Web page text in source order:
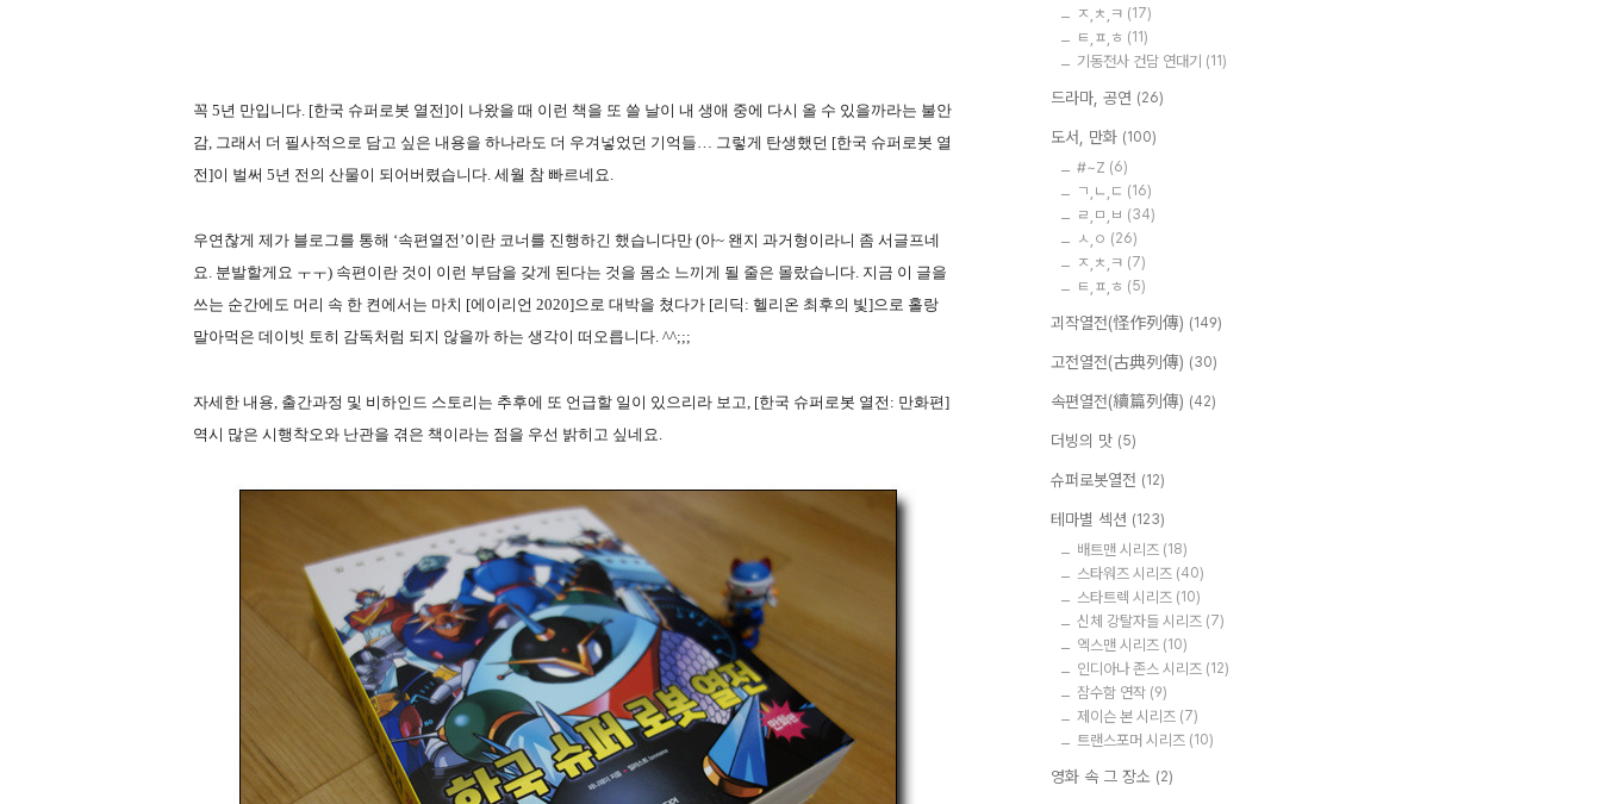
꼭 5년 만입니다. [한국 슈퍼로봇 열전]이 나왔을 때 이런 책을 또 쓸 날이 내 생애 중에 다시 올 수 있을까라는 불안
감, 그래서 더 필사적으로 담고 싶은 내용을 하나라도 더 우겨넣었던 기억들… 그렇게 탄생했던 [한국 슈퍼로봇 열
전]이 벌써 5년 전의 산물이 되어버렸습니다. 세월 참 빠르네요.
우연찮게 제가 블로그를 통해 ‘속편열전’이란 코너를 진행하긴 했습니다만 (아~ 왠지 과거형이라니 좀 서글프네
요. 분발할게요 ㅜㅜ) 속편이란 것이 이런 부담을 갖게 된다는 것을 몸소 느끼게 될 줄은 몰랐습니다. 지금 이 글을
쓰는 순간에도 머리 속 한 켠에서는 마치 [에이리언 2020]으로 대박을 쳤다가 [리딕: 헬리온 최후의 빛]으로 홀랑
말아먹은 데이빗 토히 감독처럼 되지 않을까 하는 생각이 떠오릅니다. ^^;;;
자세한 내용, 출간과정 및 비하인드 스토리는 추후에 또 언급할 일이 있으리라 보고, [한국 슈퍼로봇 열전: 만화편]
역시 많은 시행착오와 난관을 겪은 책이라는 점을 우선 밝히고 싶네요.
ㅈ,ㅊ,ㅋ (17)
ㅌ,ㅍ,ㅎ (11)
기동전사 건담 연대기 (11)
드라마, 공연 (26)
도서, 만화 (100)
#~Z (6)
ㄱ,ㄴ,ㄷ (16)
ㄹ,ㅁ,ㅂ (34)
ㅅ,ㅇ (26)
ㅈ,ㅊ,ㅋ (7)
ㅌ,ㅍ,ㅎ (5)
괴작열전(怪作列傳) (149)
고전열전(古典列傳) (30)
속편열전(續篇列傳) (42)
더빙의 맛 (5)
슈퍼로봇열전 (12)
테마별 섹션 (123)
배트맨 시리즈 (18)
스타워즈 시리즈 (40)
스타트렉 시리즈 (10)
신체 강탈자들 시리즈 (7)
엑스맨 시리즈 (10)
인디아나 존스 시리즈 (12)
잠수함 연작 (9)
제이슨 본 시리즈 (7)
트랜스포머 시리즈 (10)
영화 속 그 장소 (2)